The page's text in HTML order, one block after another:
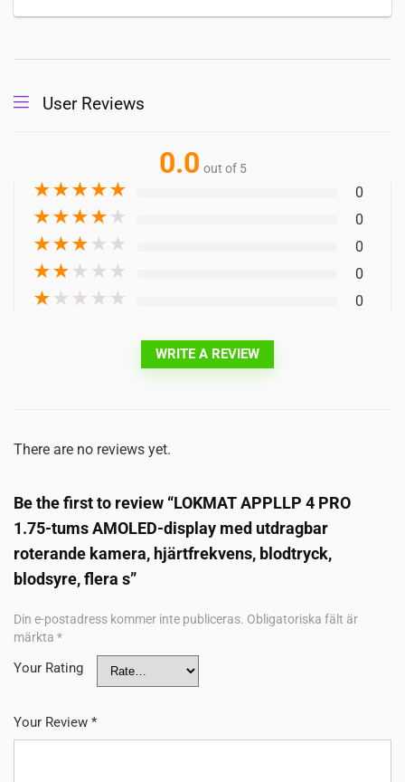
User Reviews
0.0 out of 5
★★★★★ 0
★★★★ ★ 0
★★★ ★ ★ 0
★★ ★ ★ ★ 0
★ ★ ★ ★ ★ 0
WRITE A REVIEW
There are no reviews yet.
Be the first to review “LOKMAT APPLLP 4 PRO
1.75-tums AMOLED-display med utdragbar
roterande kamera, hjärtfrekvens, blodtryck,
blodsyre, flera s”
Din e-postadress kommer inte publiceras. Obligatoriska fält är
märkta *
Your Rating
Your Review *